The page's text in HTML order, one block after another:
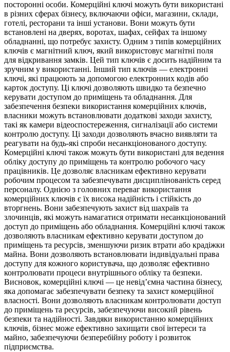
посторонні особи. Комерційні ключі можуть бути використані
в різних сферах бізнесу, включаючи офіси, магазини, склади,
готелі, ресторани та інші установи. Вони можуть бути
встановлені на дверях, воротах, шафах, сейфах та іншому
обладнанні, що потребує захисту. Одним з типів комерційних
ключів є магнітний ключ, який використовує магнітні поля
для відкривання замків. Цей тип ключів є досить надійним та
зручним у використанні. Інший тип ключів — електронні
ключі, які працюють за допомогою електронних кодів або
карток доступу. Ці ключі дозволяють швидко та безпечно
керувати доступом до приміщень та обладнання. Для
забезпечення безпеки використання комерційних ключів,
власники можуть встановлювати додаткові заходи захисту,
такі як камери відеоспостереження, сигналізації або системи
контролю доступу. Ці заходи дозволяють вчасно виявляти та
реагувати на будь-які спроби несанкціонованого доступу.
Комерційні ключі також можуть бути використані для ведення
обліку доступу до приміщень та контролю робочого часу
працівників. Це дозволяє власникам ефективно керувати
робочим процесом та забезпечувати дисциплінованість серед
персоналу. Однією з головних переваг використання
комерційних ключів є їх висока надійність і стійкість до
вторгнень. Вони забезпечують захист від шахраїв та
злочинців, які можуть намагатися отримати несанкціонований
доступ до приміщень або обладнання. Комерційні ключі також
дозволяють власникам ефективно керувати доступом до
приміщень та ресурсів, зменшуючи ризик втрати або крадіжки
майна. Вони дозволяють встановлювати індивідуальні права
доступу для кожного користувача, що дозволяє ефективно
контролювати процеси внутрішнього обліку та безпеки.
Висновок, комерційні ключі — це невід’ємна частина бізнесу,
яка допомагає забезпечувати безпеку та захист комерційної
власності. Вони дозволяють власникам контролювати доступ
до приміщень та ресурсів, забезпечуючи високий рівень
безпеки та надійності. Завдяки використанню комерційних
ключів, бізнес може ефективно захищати свої інтереси та
майно, забезпечуючи безперебійну роботу і розвиток
підприємства.